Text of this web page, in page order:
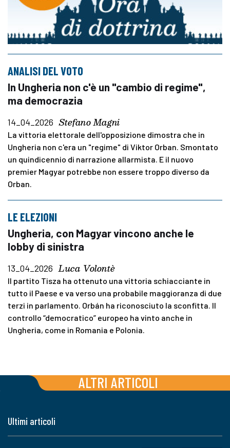
ANALISI DEL VOTO
In Ungheria non c'è un "cambio di regime",
ma democrazia
14_04_2026 Stefano Magni
La vittoria elettorale dell'opposizione dimostra che in
Ungheria non c'era un "regime" di Viktor Orban. Smontato
un quindicennio di narrazione allarmista. E il nuovo
premier Magyar potrebbe non essere troppo diverso da
Orban.
LE ELEZIONI
Ungheria, con Magyar vincono anche le
lobby di sinistra
13_04_2026 Luca Volontè
Il partito Tisza ha ottenuto una vittoria schiacciante in
tutto il Paese e va verso una probabile maggioranza di due
terzi in parlamento. Orbán ha riconosciuto la sconfitta. Il
controllo “democratico” europeo ha vinto anche in
Ungheria, come in Romania e Polonia.
ALTRI ARTICOLI
Ultimi articoli